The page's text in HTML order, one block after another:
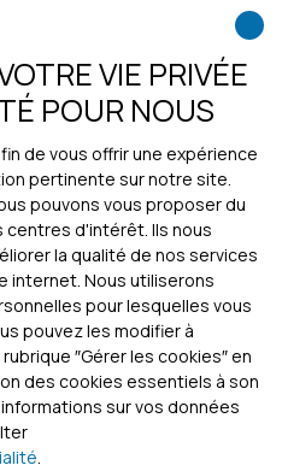
VIE PRIVÉE
POUR NOUS
de vous offrir une expérience
pertinente sur notre site.
pouvons vous proposer du
d'intérêt. Ils nous
la qualité de nos services
internet. Nous utiliserons
pour lesquelles vous
pouvez les modifier à
″Gérer les cookies″ en
des cookies essentiels à son
sur vos données
.